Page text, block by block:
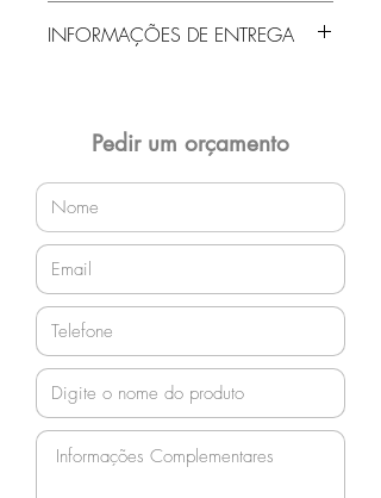
INFORMAÇÕES DE ENTREGA
orçamento!Pedir um orçamento